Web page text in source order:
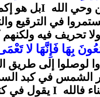
وحي الله Iبل هو
في الترقيع
ولا تحريف فيه
بِهَا فَإِنَّهَا لا
لوصلوا إلى
الشمس في كبد
فالله I يقول في